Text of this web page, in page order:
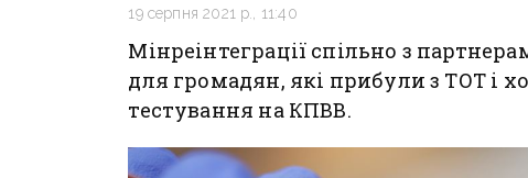
19 серпня 2021 р., 11:40
Мінреінтеграції спільно з
для громадян, які прибули з ТОТ і
тестування на КПВВ.